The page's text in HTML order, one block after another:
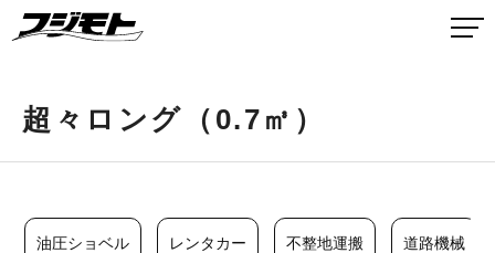
超々ロング（0.7㎥）
油圧ショベル レンタカー 不整地運搬 道路機械